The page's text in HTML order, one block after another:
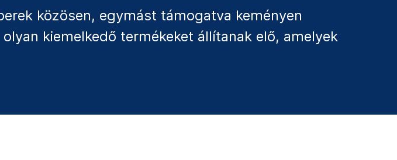
közösen, egymást támogatva keményen
kiemelkedő termékeket állítanak elő, amelyek